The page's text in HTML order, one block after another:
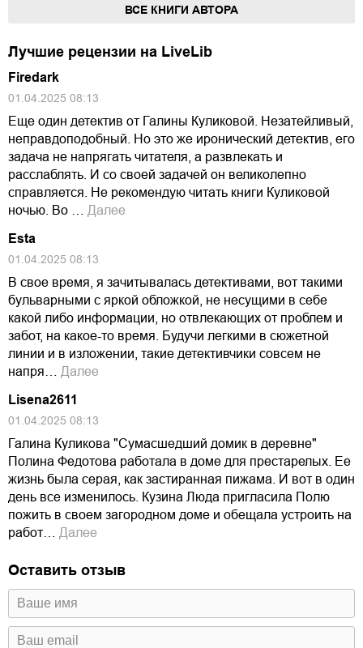
ВСЕ КНИГИ АВТОРА
Лучшие рецензии на LiveLib
Firedark
01.04.2025 08:13
Еще один детектив от Галины Куликовой. Незатейливый,
неправдоподобный. Но это же иронический детектив, его
задача не напрягать читателя, а развлекать и
расслаблять. И со своей задачей он великолепно
справляется. Не рекомендую читать книги Куликовой
ночью. Во … Далее
Esta
01.04.2025 08:13
В свое время, я зачитывалась детективами, вот такими
бульварными с яркой обложкой, не несущими в себе
какой либо информации, но отвлекающих от проблем и
забот, на какое-то время. Будучи легкими в сюжетной
линии и в изложении, такие детективчики совсем не
напря… Далее
Lisena2611
01.04.2025 08:13
Галина Куликова "Сумасшедший домик в деревне"
Полина Федотова работала в доме для престарелых. Ее
жизнь была серая, как застиранная пижама. И вот в один
день все изменилось. Кузина Люда пригласила Полю
пожить в своем загородном доме и обещала устроить на
работ… Далее
Оставить отзыв